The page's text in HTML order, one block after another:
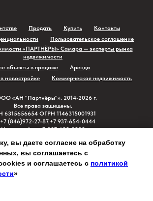
вы даете согласие на обработку
вы соглашаетесь с
и соглашаетесь c политикой
»
Продать Купить
Контакты
Пользовательское соглашение
«ПАРТНЁРЫ» Самара — эксперты рынка
недвижимости
объекты в продаже
Аренда
новостройке
Коммерческая недвижимость
«АН "Партнёры"». 2014-2026 г.
Все права защищены.
6315656654 ОГРН 1146315001931
(846)972-27-87,+7 937-654-0444
Новостройки +7-927-699-3999
На верх